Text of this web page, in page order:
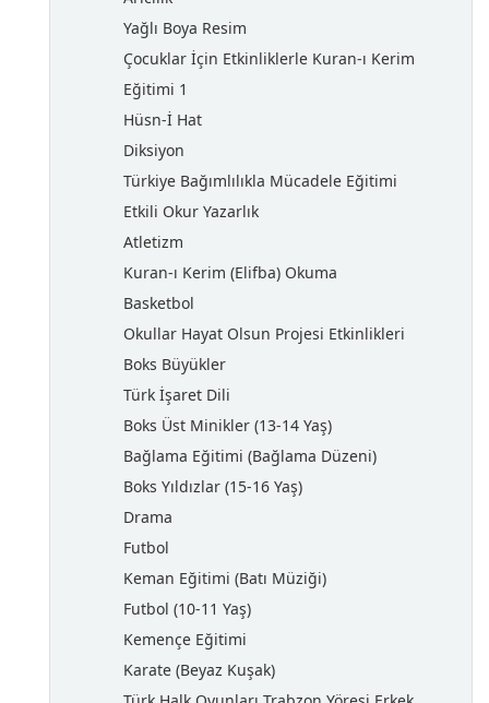
Yağlı Boya Resim
Çocuklar İçin Etkinliklerle Kuran-ı Kerim
Eğitimi 1
Hüsn-İ Hat
Diksiyon
Türkiye Bağımlılıkla Mücadele Eğitimi
Etkili Okur Yazarlık
Atletizm
Kuran-ı Kerim (Elifba) Okuma
Basketbol
Okullar Hayat Olsun Projesi Etkinlikleri
Boks Büyükler
Türk İşaret Dili
Boks Üst Minikler (13-14 Yaş)
Bağlama Eğitimi (Bağlama Düzeni)
Boks Yıldızlar (15-16 Yaş)
Drama
Futbol
Keman Eğitimi (Batı Müziği)
Futbol (10-11 Yaş)
Kemençe Eğitimi
Karate (Beyaz Kuşak)